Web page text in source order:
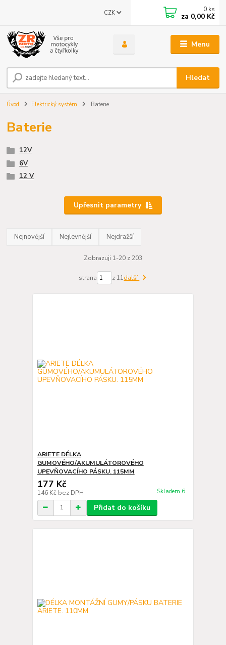
Menu
CZK
Hledat
0 ks
za 0,00 Kč
Úvod Elektrický systém Baterie
Baterie
12V
6V
12 V
Upřesnit parametry
Nejnovější Nejlevnější Nejdražší
Zobrazuji 1-20 z 203
strana z 11další
ARIETE DÉLKA
GUMOVÉHO/AKUMULÁTOROVÉHO
UPEVŇOVACÍHO PÁSKU. 115MM
177 Kč
146 Kč bez DPH Skladem 6
Přidat do košíku